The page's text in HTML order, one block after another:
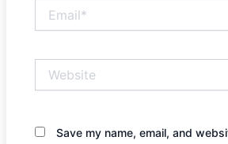
Save my name, email, and